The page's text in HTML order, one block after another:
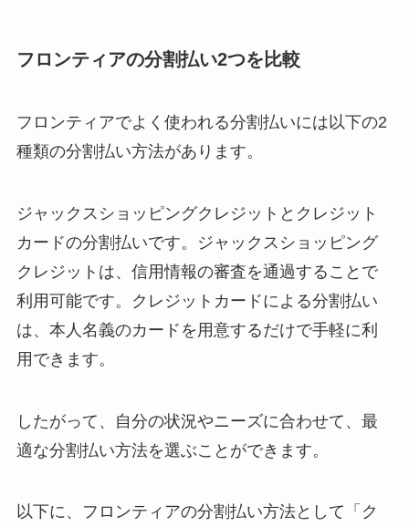
フロンティアの分割払い2つを比較
フロンティアでよく使われる分割払いには以下の2
種類の分割払い方法があります。
ジャックスショッピングクレジットとクレジット
カードの分割払いです。ジャックスショッピング
クレジットは、信用情報の審査を通過することで
利用可能です。クレジットカードによる分割払い
は、本人名義のカードを用意するだけで手軽に利
用できます。
したがって、自分の状況やニーズに合わせて、最
適な分割払い方法を選ぶことができます。
以下に、フロンティアの分割払い方法として「ク